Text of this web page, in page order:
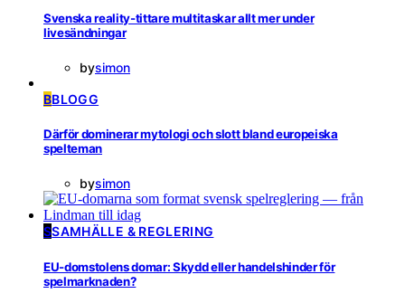
Svenska reality-tittare multitaskar allt mer under
livesändningar
bysimon
BBLOGG
Därför dominerar mytologi och slott bland europeiska
spelteman
bysimon
SSAMHÄLLE & REGLERING
EU-domstolens domar: Skydd eller handelshinder för
spelmarknaden?